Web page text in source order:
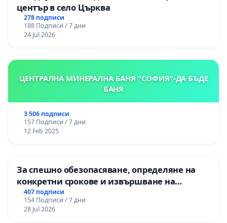
център в село Църква
278 подписи
188 Подписи / 7 дни
24 Jul 2026
ЦЕНТРАЛНА МИНЕРАЛНА БАНЯ "СОФИЯ"-ДА БЪДЕ
БАНЯ
3 506 подписи
157 Подписи / 7 дни
12 Feb 2025
За спешно обезопасяване, определяне на
конкретни срокове и извършване на
цялостна рехабилитация на
републиканския път между пътен възел АМ
„Тракия“ - гр. Ихтиман - с. Мирово - к.к.
407 подписи
154 Подписи / 7 дни
28 Jul 2026